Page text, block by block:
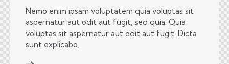
Nemo enim ipsam voluptatem quia voluptas sit
aspernatur aut odit aut fugit, sed quia. Quia
voluptas sit aspernatur aut odit aut fugit. Dicta
sunt explicabo.